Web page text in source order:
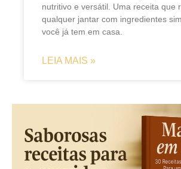
nutritivo e versátil. Uma receita que
qualquer jantar com ingredientes
você já tem em casa.
LEIA MAIS »